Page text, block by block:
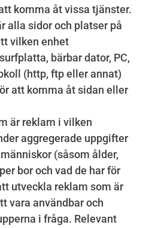
komma åt vissa tjänster.
alla sidor och platser på
vilken enhet
bärbar dator, PC,
(http, ftp eller annat)
att komma åt sidan eller
är reklam i vilken
aggregerade uppgifter
(såsom ålder,
bor och vad de har för
utveckla reklam som är
vara användbar och
i fråga. Relevant